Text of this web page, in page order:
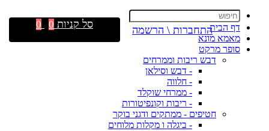
דף הבית
מאמא מונא
סופר מרקט
דבש ריבות וממרחים
- דבש וסילאן
- חלווה
- ממרחי שוקלד
- ריבות וקונפיטורות
חטיפים - ממתקים ודגני בוקר
- ביגלה ו מקלות מלוחים
התחברות \ הרשמה סל קניות 0
0